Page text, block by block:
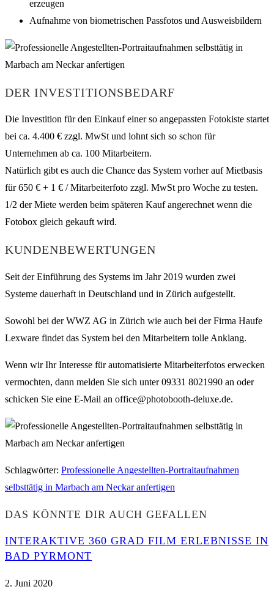
erzeugen
Aufnahme von biometrischen Passfotos und Ausweisbildern
DER INVESTITIONSBEDARF
Die Investition für den Einkauf einer so angepassten Fotokiste startet
bei ca. 4.400 € zzgl. MwSt und lohnt sich so schon für
Unternehmen ab ca. 100 Mitarbeitern.
Natürlich gibt es auch die Chance das System vorher auf Mietbasis
für 650 € + 1 € / Mitarbeiterfoto zzgl. MwSt pro Woche zu testen.
1/2 der Miete werden beim späteren Kauf angerechnet wenn die
Fotobox gleich gekauft wird.
KUNDENBEWERTUNGEN
Seit der Einführung des Systems im Jahr 2019 wurden zwei
Systeme dauerhaft in Deutschland und in Zürich aufgestellt.
Sowohl bei der WWZ AG in Zürich wie auch bei der Firma Haufe
Lexware findet das System bei den Mitarbeitern tolle Anklang.
Wenn wir Ihr Interesse für automatisierte Mitarbeiterfotos erwecken
vermochten, dann melden Sie sich unter 09331 8021990 an oder
schicken Sie eine E-Mail an office@photobooth-deluxe.de.
Schlagwörter: Professionelle Angestellten-Portraitaufnahmen
selbsttätig in Marbach am Neckar anfertigen
DAS KÖNNTE DIR AUCH GEFALLEN
INTERAKTIVE 360 GRAD FILM ERLEBNISSE IN
BAD PYRMONT
2. Juni 2020